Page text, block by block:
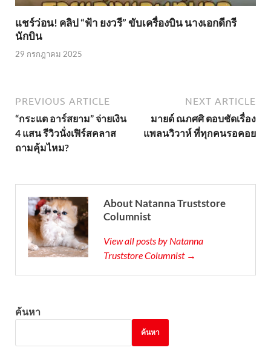
แชร์ว่อน! คลิป “ฟ้า ยงวรี” ขับเครื่องบิน นางเอกดีกรี
นักบิน
29 กรกฎาคม 2025
PREVIOUS ARTICLE
“กระแต อาร์สยาม” จ่ายเงิน
4 แสน รีวิวนั่งเฟิร์สคลาส
ถามคุ้มไหม?
NEXT ARTICLE
มายด์ ณภศศิ ตอบชัดเรื่อง
แพลนวิวาห์ ที่ทุกคนรอคอย
About Natanna Truststore
Columnist
View all posts by Natanna
Truststore Columnist →
ค้นหา
ค้นหา